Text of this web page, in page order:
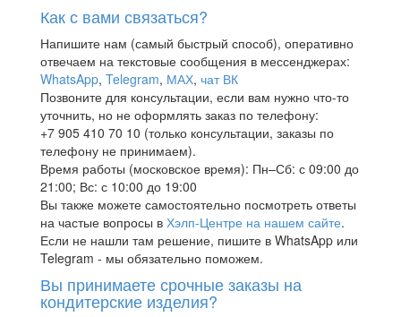
Как с вами связаться?
Напишите нам (самый быстрый способ), оперативно
отвечаем на текстовые сообщения в мессенджерах:
WhatsApp, Telegram, МАХ, чат ВК
Позвоните для консультации, если вам нужно что-то
уточнить, но не оформлять заказ по телефону:
+7 905 410 70 10 (только консультации, заказы по
телефону не принимаем).
Время работы (московское время): Пн–Сб: с 09:00 до
21:00; Вс: с 10:00 до 19:00
Вы также можете самостоятельно посмотреть ответы
на частые вопросы в Хэлп-Центре на нашем сайте.
Если не нашли там решение, пишите в WhatsApp или
Telegram - мы обязательно поможем.
Вы принимаете срочные заказы на
кондитерские изделия?